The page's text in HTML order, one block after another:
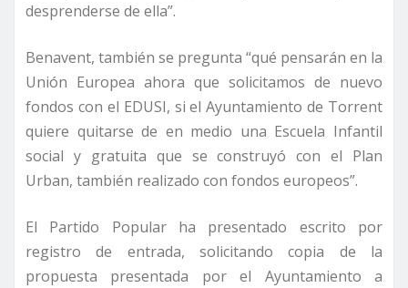
desprenderse de ella”.
Benavent, también se pregunta “qué pensarán en la
Unión Europea ahora que solicitamos de nuevo
fondos con el EDUSI, si el Ayuntamiento de Torrent
quiere quitarse de en medio una Escuela Infantil
social y gratuita que se construyó con el Plan
Urban, también realizado con fondos europeos”.
El Partido Popular ha presentado escrito por
registro de entrada, solicitando copia de la
propuesta presentada por el Ayuntamiento a